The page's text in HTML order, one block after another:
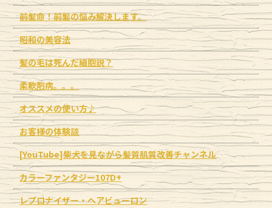
前髪命！前髪の悩み解決します。
昭和の美容法
髪の毛は死んだ細胞説？
柔軟剤病。。。
オススメの使い方♪
お客様の体験談
[YouTube]柴犬を見ながら髪質肌質改善チャンネル
カラーファンタジー107D+
レプロナイザー・ヘアビューロン